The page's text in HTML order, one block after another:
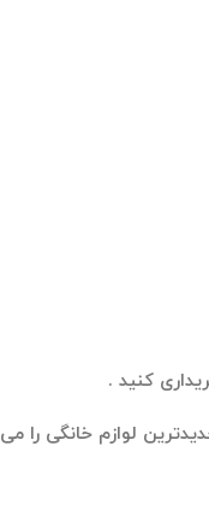
کنید .
لوازم خانگی را می